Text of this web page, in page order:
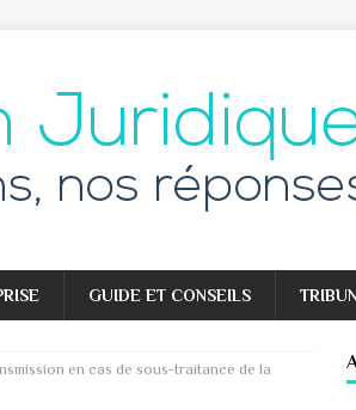
GUIDE ET CONSEILS
en cas de sous-traitance de la